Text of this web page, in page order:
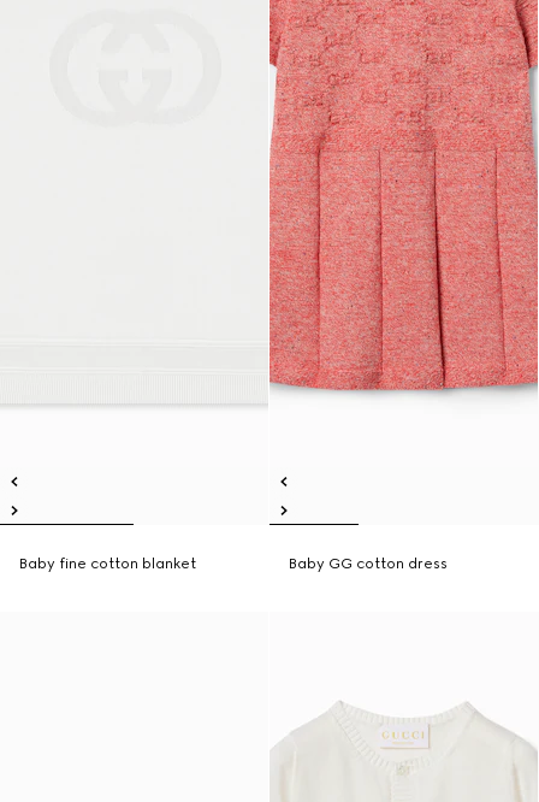
Baby fine cotton blanket Baby GG cotton dress